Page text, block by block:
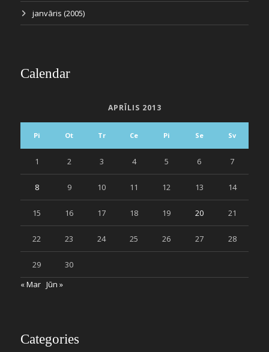
janvāris (2005)
Calendar
APRĪLIS 2013
Pi Ot Tr Ce Pi Se Sv
1 2 3 4 5 6 7
8 9 10 11 12 13 14
15 16 17 18 19 20 21
22 23 24 25 26 27 28
29
30
« Mar Jūn »
Categories